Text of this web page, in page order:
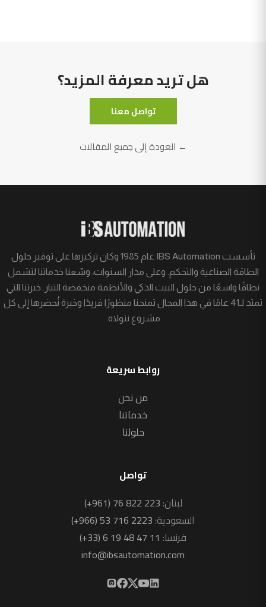
هل تريد معرفة المزيد؟
تواصل معنا
← العودة إلى جميع المقالات
تأسست IBS Automation عام 1985 وكان تركيزها على توفير حلول
الطاقة الصناعية والتحكم. وعلى مدار السنوات، وسّعنا خدماتنا لتشمل
نطاقًا واسعًا من حلول البيت الذكي والأنظمة منخفضة التيار. خبرتنا التي
تمتد لـ41 عامًا في هذا المجال تمنحنا منظورًا فريدًا وخبرة نُحضرها إلى كل
مشروع نتولاه.
روابط سريعة
من نحن
خدماتنا
حلولنا
تواصل
لبنان:(+961) 76 822 223
السعودية:(+966) 53 716 2223
فرنسا: (+33) 6 19 48 47 11
info@ibsautomation.com